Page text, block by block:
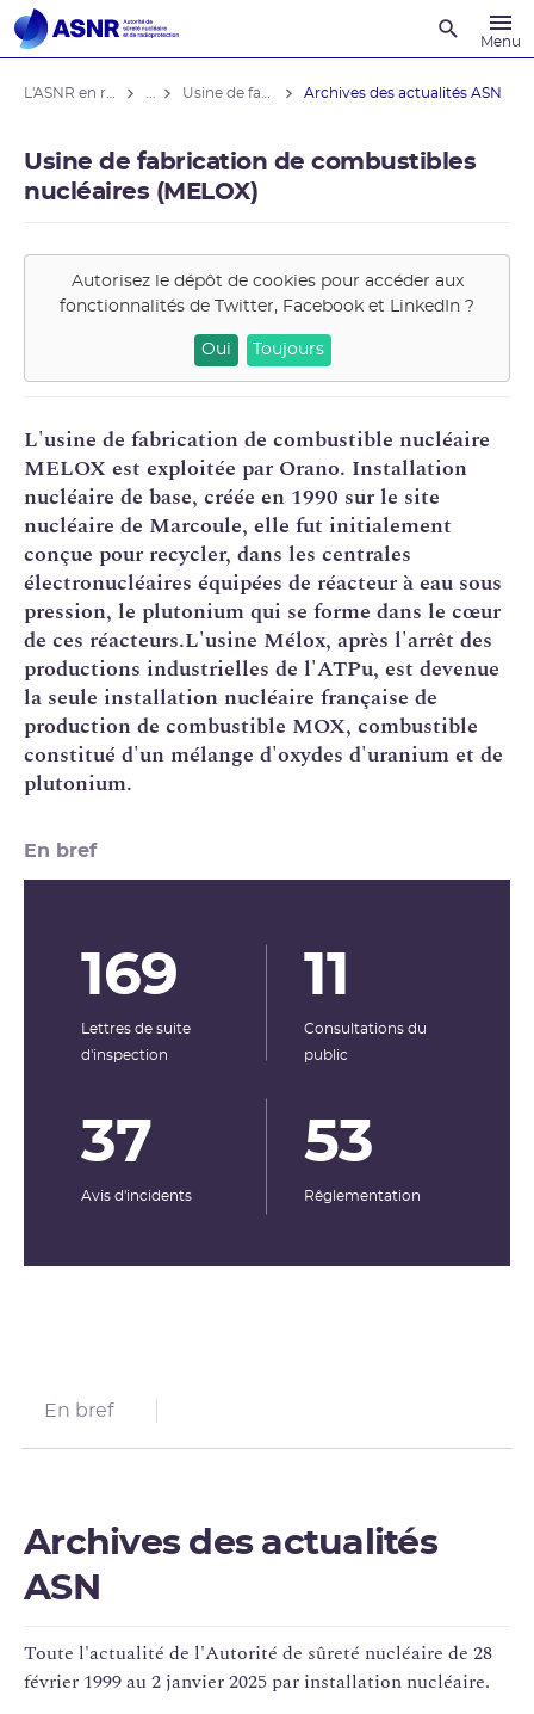
Menu
Archives des actualités ASN
Usine de fabrication de combustibles
nucléaires (MELOX)
Autorisez le dépôt de cookies pour accéder aux
fonctionnalités de Twitter, Facebook et LinkedIn ?
Oui Toujours
L'usine de fabrication de combustible nucléaire
MELOX est exploitée parOrano. Installation
nucléaire de base, créée en 1990 sur le site
nucléaire de Marcoule, elle fut initialement
conçue pour recycler, dans les centrales
électronucléaires équipées de réacteur à eau sous
pression, le plutoniumqui se forme dans le cœur
de ces réacteurs.L'usine Mélox, après l'arrêt des
productions industrielles de l'ATPu, est devenue
la seule installation nucléaire française de
production de combustible MOX, combustible
constitué d'un mélange d'oxydes d'uraniumet de
plutonium.
En bref
169
Lettres de suite
d'inspection
11
Consultations du
public
37
Avis d'incidents
53
Rêglementation
En bref
Archives des actualités
ASN
Toute l'actualité de l'Autorité de sûreté nucléaire de 28
février 1999 au 2 janvier 2025 par installation nucléaire.